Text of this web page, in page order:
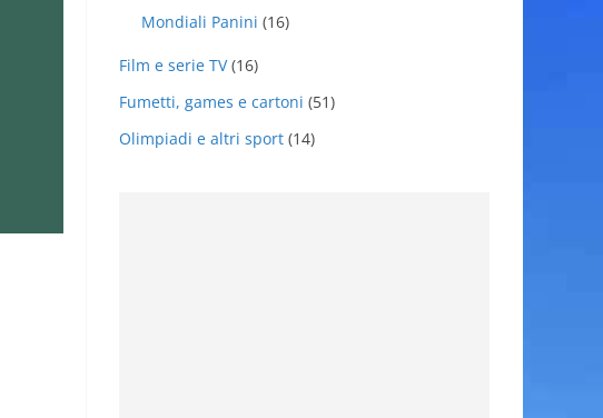
Mondiali Panini (16)
Film e serie TV(16)
Fumetti, games e cartoni (51)
Olimpiadi e altri sport (14)